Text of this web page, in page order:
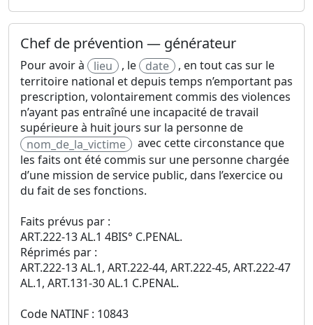
Chef de prévention — générateur
Pour avoir à lieu , le date
, en tout cas sur le
territoire national et depuis temps n’emportant pas
prescription, volontairement commis des violences
n’ayant pas entraîné une incapacité de travail
supérieure à huit jours sur la personne de
nom_de_la_victime
avec cette circonstance que
les faits ont été commis sur une personne chargée
d’une mission de service public, dans l’exercice ou
du fait de ses fonctions.
Faits prévus par :
ART.222-13 AL.1 4BIS° C.PENAL.
Réprimés par :
ART.222-13 AL.1, ART.222-44, ART.222-45, ART.222-47
AL.1, ART.131-30 AL.1 C.PENAL.
Code NATINF : 10843